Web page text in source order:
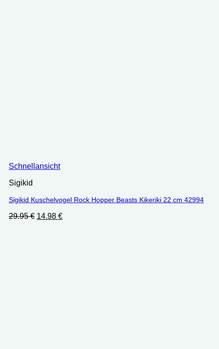
Schnellansicht
Sigikid
Sigikid Kuschelvogel Rock Hopper Beasts Kikeriki 22 cm 42994
29.95€ Ursprünglicher
14.98 €Aktueller